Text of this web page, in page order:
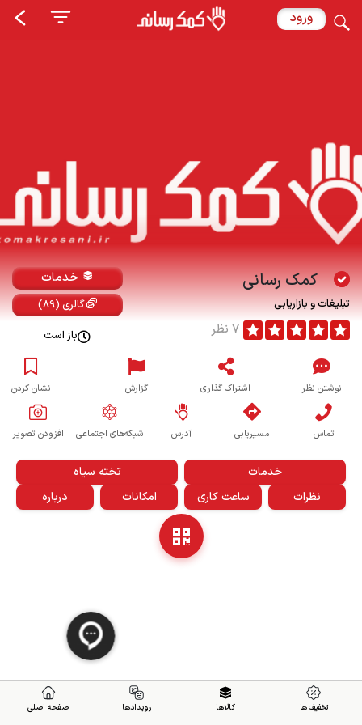
ورود
کمک رسانی خدمات
تبلیغات و بازاریابی گالری (89)
7 نظر باز است
نوشتن نظر اشتراک گذاری گزارش نشان کردن
تماس مسیریابی آدرس شبکه‌های اجتماعی افزودن تصویر
خدمات
تخته سیاه
نظرات
ساعت کاری امکانات درباره
تخفیف ها کالاها رویدادها صفحه اصلی